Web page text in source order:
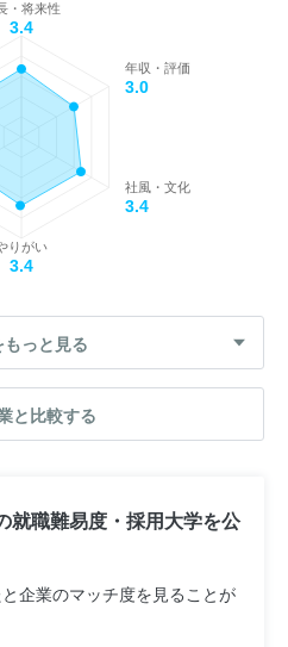
・将来性
3.4
年収・評価
3.0
社風・文化
3.4
りがい
3.4
っと見る
と比較する
就職難易度・採用大学を公
企業のマッチ度を見ることが